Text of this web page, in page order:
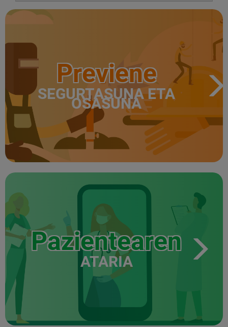
Previene
SEGURTASUNA ETA
OSASUNA
Pazientearen
ATARIA